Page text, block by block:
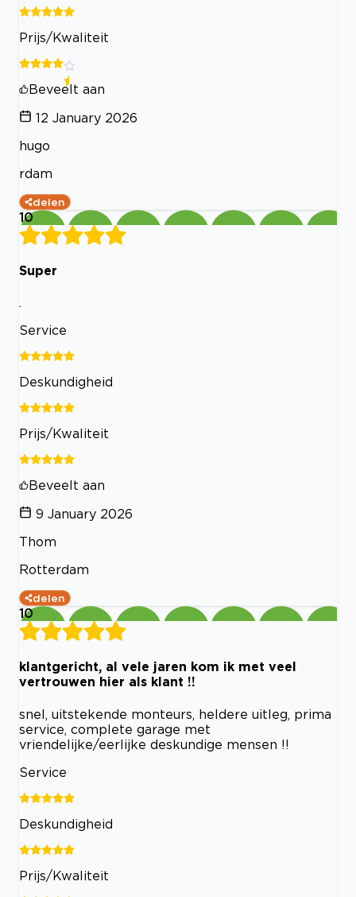
Prijs/Kwaliteit
Beveelt aan
12 January 2026
hugo
rdam
delen
10
Super
.
Service
Deskundigheid
Prijs/Kwaliteit
Beveelt aan
9 January 2026
Thom
Rotterdam
delen
10
klantgericht, al vele jaren kom ik met veel
vertrouwen hier als klant !!
snel, uitstekende monteurs, heldere uitleg, prima
service, complete garage met
vriendelijke/eerlijke deskundige mensen !!
Service
Deskundigheid
Prijs/Kwaliteit